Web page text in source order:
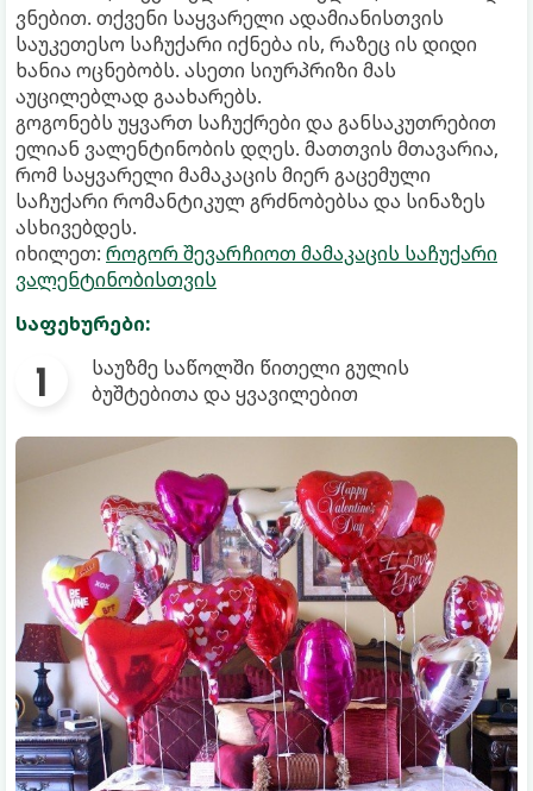
ვნებით. თქვენი საყვარელი ადამიანისთვის
საუკეთესო საჩუქარი იქნება ის, რაზეც ის დიდი
ხანია ოცნებობს. ასეთი სიურპრიზი მას
აუცილებლად გაახარებს.
გოგონებს უყვართ საჩუქრები და განსაკუთრებით
ელიან ვალენტინობის დღეს. მათთვის მთავარია,
რომ საყვარელი მამაკაცის მიერ გაცემული
საჩუქარი რომანტიკულ გრძნობებსა და სინაზეს
ასხივებდეს.
იხილეთ: როგორ შევარჩიოთ მამაკაცის საჩუქარი
ვალენტინობისთვის
საფეხურები:
საუზმე საწოლში წითელი გულის
ბუშტებითა და ყვავილებით